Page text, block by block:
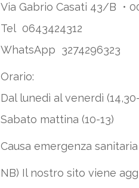
Via Gabrio Casati 43/B •
Tel 0643424312
WhatsApp 3274296323
Orario:
Dal lunedì al venerdì
Sabato mattina (10-13)
Causa emergenza
NB) Il nostro sito viene